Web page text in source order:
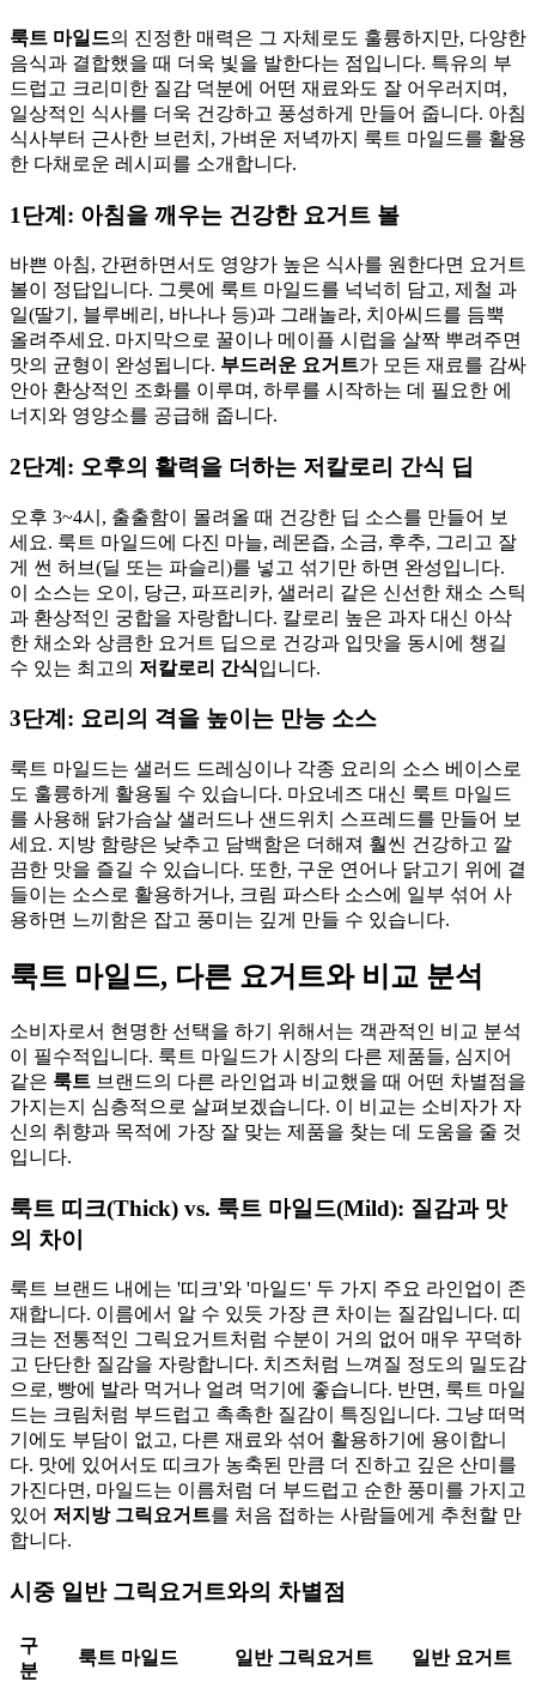
룩트 마일드의 진정한 매력은 그 자체로도 훌륭하지만, 다양한
음식과 결합했을 때 더욱 빛을 발한다는 점입니다. 특유의 부
드럽고 크리미한 질감 덕분에 어떤 재료와도 잘 어우러지며,
일상적인 식사를 더욱 건강하고 풍성하게 만들어 줍니다. 아침
식사부터 근사한 브런치, 가벼운 저녁까지 룩트 마일드를 활용
한 다채로운 레시피를 소개합니다.
1단계: 아침을 깨우는 건강한 요거트 볼
바쁜 아침, 간편하면서도 영양가 높은 식사를 원한다면 요거트
볼이 정답입니다. 그릇에 룩트 마일드를 넉넉히 담고, 제철 과
일(딸기, 블루베리, 바나나 등)과 그래놀라, 치아씨드를 듬뿍
올려주세요. 마지막으로 꿀이나 메이플 시럽을 살짝 뿌려주면
맛의 균형이 완성됩니다. 부드러운 요거트가 모든 재료를 감싸
안아 환상적인 조화를 이루며, 하루를 시작하는 데 필요한 에
너지와 영양소를 공급해 줍니다.
2단계: 오후의 활력을 더하는 저칼로리 간식 딥
오후 3~4시, 출출함이 몰려올 때 건강한 딥 소스를 만들어 보
세요. 룩트 마일드에 다진 마늘, 레몬즙, 소금, 후추, 그리고 잘
게 썬 허브(딜 또는 파슬리)를 넣고 섞기만 하면 완성입니다.
이 소스는 오이, 당근, 파프리카, 샐러리 같은 신선한 채소 스틱
과 환상적인 궁합을 자랑합니다. 칼로리 높은 과자 대신 아삭
한 채소와 상큼한 요거트 딥으로 건강과 입맛을 동시에 챙길
수 있는 최고의 저칼로리 간식입니다.
3단계: 요리의 격을 높이는 만능 소스
룩트 마일드는 샐러드 드레싱이나 각종 요리의 소스 베이스로
도 훌륭하게 활용될 수 있습니다. 마요네즈 대신 룩트 마일드
를 사용해 닭가슴살 샐러드나 샌드위치 스프레드를 만들어 보
세요. 지방 함량은 낮추고 담백함은 더해져 훨씬 건강하고 깔
끔한 맛을 즐길 수 있습니다. 또한, 구운 연어나 닭고기 위에 곁
들이는 소스로 활용하거나, 크림 파스타 소스에 일부 섞어 사
용하면 느끼함은 잡고 풍미는 깊게 만들 수 있습니다.
룩트 마일드, 다른 요거트와 비교 분석
소비자로서 현명한 선택을 하기 위해서는 객관적인 비교 분석
이 필수적입니다. 룩트 마일드가 시장의 다른 제품들, 심지어
같은 룩트 브랜드의 다른 라인업과 비교했을 때 어떤 차별점을
가지는지 심층적으로 살펴보겠습니다. 이 비교는 소비자가 자
신의 취향과 목적에 가장 잘 맞는 제품을 찾는 데 도움을 줄 것
입니다.
룩트 띠크(Thick) vs. 룩트 마일드(Mild): 질감과 맛
의 차이
룩트 브랜드 내에는 '띠크'와 '마일드' 두 가지 주요 라인업이 존
재합니다. 이름에서 알 수 있듯 가장 큰 차이는 질감입니다. 띠
크는 전통적인 그릭요거트처럼 수분이 거의 없어 매우 꾸덕하
고 단단한 질감을 자랑합니다. 치즈처럼 느껴질 정도의 밀도감
으로, 빵에 발라 먹거나 얼려 먹기에 좋습니다. 반면, 룩트 마일
드는 크림처럼 부드럽고 촉촉한 질감이 특징입니다. 그냥 떠먹
기에도 부담이 없고, 다른 재료와 섞어 활용하기에 용이합니
다. 맛에 있어서도 띠크가 농축된 만큼 더 진하고 깊은 산미를
가진다면, 마일드는 이름처럼 더 부드럽고 순한 풍미를 가지고
있어 저지방 그릭요거트를 처음 접하는 사람들에게 추천할 만
합니다.
시중 일반 그릭요거트와의 차별점
구
분
룩트 마일드 일반 그릭요거트 일반 요거트